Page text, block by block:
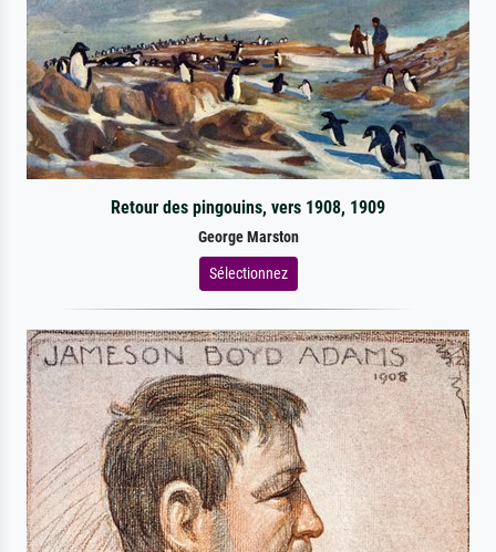
Retour des pingouins, vers 1908, 1909
George Marston
Sélectionnez